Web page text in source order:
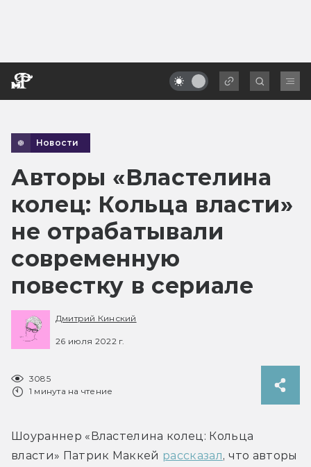
Новости
Авторы «Властелина
колец: Кольца власти»
не отрабатывали
современную
повестку в сериале
Дмитрий Кинский
26 июля 2022 г.
3085
1 минута на чтение
Шоураннер «Властелина колец: Кольца
власти» Патрик Маккей рассказал, что авторы